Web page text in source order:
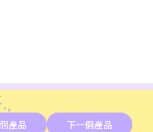
下一個產品
產品